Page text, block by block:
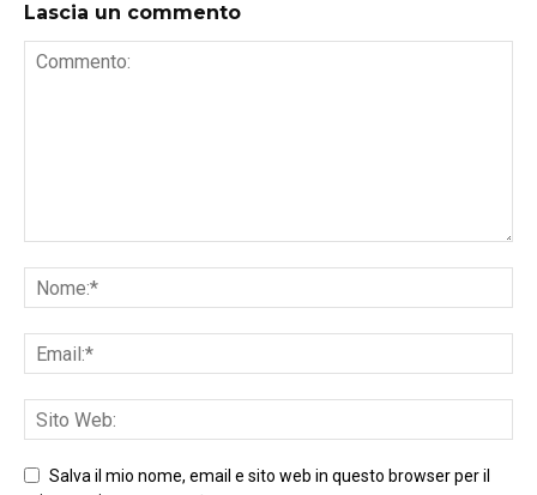
Lascia un commento
Salva il mio nome, email e sito web in questo browser per il